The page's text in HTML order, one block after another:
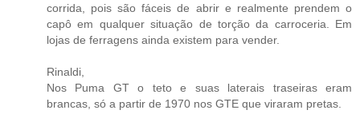
corrida, pois são fáceis de abrir e realmente prendem o
capô em qualquer situação de torção da carroceria. Em
lojas de ferragens ainda existem para vender.
Rinaldi,
Nos Puma GT o teto e suas laterais traseiras eram
brancas, só a partir de 1970 nos GTE que viraram pretas.